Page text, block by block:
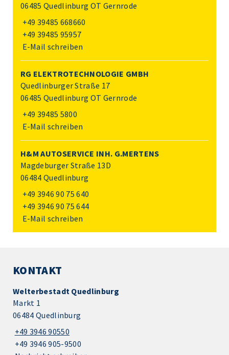
06485 Quedlinburg OT Gernrode
+49 39485 668660
+49 39485 95957
E-Mail schreiben
RG ELEKTROTECHNOLOGIE GMBH
Quedlinburger Straße 17
06485 Quedlinburg OT Gernrode
+49 39485 5800
E-Mail schreiben
H&M AUTOSERVICE INH. G.MERTENS
Magdeburger Straße 13D
06484 Quedlinburg
+49 3946 90 75 640
+49 3946 90 75 644
E-Mail schreiben
KONTAKT
Welterbestadt Quedlinburg
Markt 1
06484 Quedlinburg
+49 3946 90550
+49 3946 905-9500